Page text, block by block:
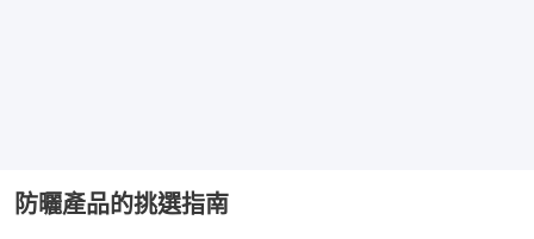
防曬產品的挑選指南